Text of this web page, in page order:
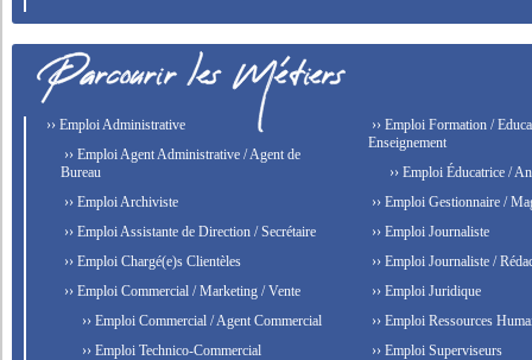
›› Emploi Administrative
›› Emploi Agent Administrative / Agent de
Bureau
›› Emploi Archiviste
›› Emploi Assistante de Direction / Secrétaire
›› Emploi Chargé(e)s Clientèles
›› Emploi Commercial / Marketing / Vente
›› Emploi Commercial / Agent Commercial
›› Emploi Technico-Commercial
›› Emploi Formation /
Enseignement
›› Emploi Éducatrice /
›› Emploi Gestionnaire /
›› Emploi Journaliste
›› Emploi Journaliste /
›› Emploi Juridique
›› Emploi Ressources
›› Emploi Superviseurs